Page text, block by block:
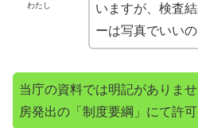
わたし
いますが、検査
ーは写真でいい
当庁の資料では明記がありま
房発出の「制度要綱」にて許可